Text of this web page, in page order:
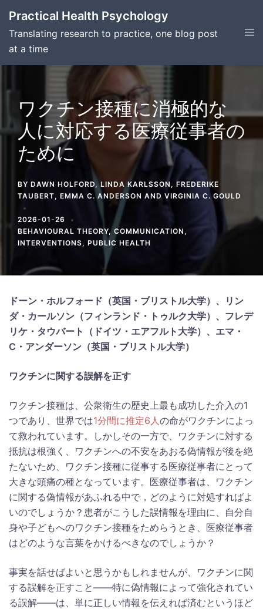
content
Practical Health Psychology
Translating research to practice, one blog post
at a time
ワクチン接種に消極的な
人に対応する医療従事者の
ために
BY DAWN HOLFORD,LINDA KARLSSON , FREDERIKE
TAUBERT, EMMA C. ANDERSON AND VIRGINIA C. GOULD
2026-01-26
BEHAVIOURAL THEORY, COMMUNICATION ,
INTERVENTIONS, PUBLIC HEALTH
ドーン・ホルフォード（英国・ブリストル大学）、リン
ダ・カールソン（フィンランド・トゥルク大学）、フレデ
リケ・タウバート（ドイツ・エアフルト大学）、エマ・
C・アンダーソン（英国・ブリストル大学）
ワクチンに関する誤解を正す
ワクチン接種は、公衆衛生の歴史上最も成功した介入の1
つであり、世界では1分間に推定6人の命がワクチンによっ
て救われています。しかしその一方で、ワクチンに対する
抵抗は根強く、ワクチンへの不安をあおる偽情報が後を絶
たないため、ワクチン接種に従事する医療従事者にとって
大きな頭痛の種となっています。医療従事者は、ワクチン
に関する偽情報があふれる中で，どのように対処すればよ
いのでしょうか？患者がこうした誤情報を理由に、自分自
身や子どもへのワクチン接種をためらうとき、医療従事者
はどのような言葉をかけるべきなのでしょうか？
事実を話せばよいと思うかもしれませんが、ワクチンに関
する誤解を正すこと——特に偽情報によって強化されてい
る誤解——は、単に正しい情報を伝えれば済むというほど